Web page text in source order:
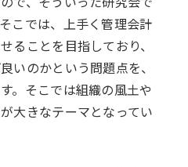
こでは、上手く管理会計
ることを目指しており、
いのかという問題点を、
。そこでは組織の風土や
大きなテーマとなってい